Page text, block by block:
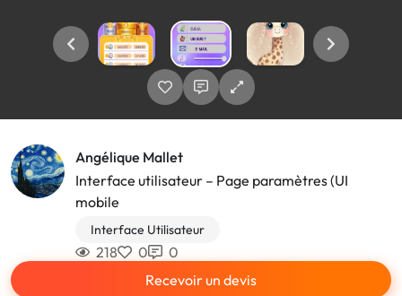
Angélique Mallet
Interface utilisateur – Page paramètres (UI
mobile
Interface Utilisateur
218 0
0
Recevoir un devis